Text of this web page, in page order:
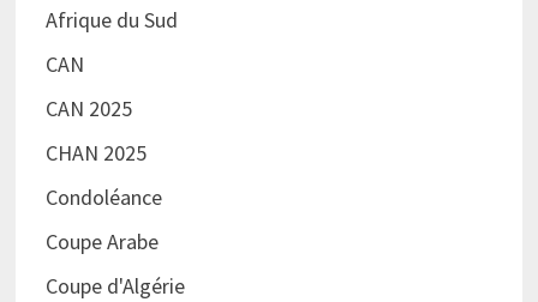
Afrique du Sud
CAN
CAN 2025
CHAN 2025
Condoléance
Coupe Arabe
Coupe d'Algérie